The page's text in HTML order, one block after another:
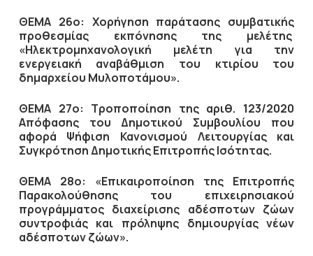
ΘΕΜΑ 26ο: Χορήγηση παράτασης συμβατικής
προθεσμίας εκπόνησης της μελέτης
«Ηλεκτρομηχανολογική μελέτη για την
ενεργειακή αναβάθμιση του κτιρίου του
δημαρχείου Μυλοποτάμου».
ΘΕΜΑ 27ο: Τροποποίηση της αριθ. 123/2020
Απόφασης του Δημοτικού Συμβουλίου που
αφορά Ψήφιση Κανονισμού Λειτουργίας και
Συγκρότηση Δημοτικής Επιτροπής Ισότητας.
ΘΕΜΑ 28ο: «Επικαιροποίηση της Επιτροπής
Παρακολούθησης του επιχειρησιακού
προγράμματος διαχείρισης αδέσποτων ζώων
συντροφιάς και πρόληψης δημιουργίας νέων
αδέσποτων ζώων».